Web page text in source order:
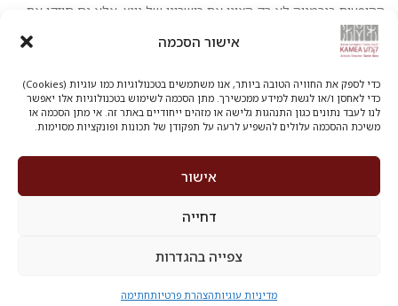
אישור הסכמה
כדי לספק את החוויה הטובה ביותר, אנו משתמשים בטכנולוגיות כמו עוגיות (Cookies)
כדי לאחסן ו/או לגשת למידע ממכשירך. מתן הסכמה לשימוש בטכנולוגיות אלו יאפשר
לנו לעבד נתונים כגון התנהגות גלישה או מזהים ייחודיים באתר זה. אי מתן הסכמה או
משיכת ההסכמה עלולים להשפיע לרעה על תפקודן של תכונות ופונקציות מסוימות.
אישור
דחייה
צפייה בהגדרות
מדיניות עוגיותהצהרת פרטיותחתימה
ההופעות בגרמניה לא רק הציגו את כישרונו של גינץ, אלא גם חיזקו את
המעמד של להקת קמע על במות בינלאומיות, והדגישו את יכולתה ליצור
גשר בין תרבויות שונות באמצעות השפה האוניברסלית של המחול.
בשורה התחתונה
הפסיון של מתיאוס 2727 הוא הישג מרשים של להקת קמע ותמיר גינץ –
יצירה עזה ומרגשת, שמחברת בין באך למחול ישראלי עכשווי, בין קלאסי
למודרני, ובין קהילה ליחיד. הבחירה בבמה ריקה ובמשחקי צל ואור
מעצימה את נוכחות הרקדנים והופכת את הגוף עצמו לכלי הביטוי
המרכזי. ההופעות בגרמניה חיזקו את מעמדה של היצירה וביססו את
מופעל על ידי Oversight ©